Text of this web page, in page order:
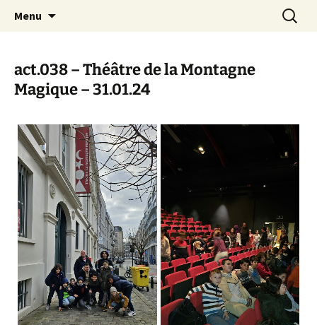
L'Oranger AMO
Actions en Milieu Ouvert
Menu
act.038 – Théâtre de la Montagne
Magique – 31.01.24